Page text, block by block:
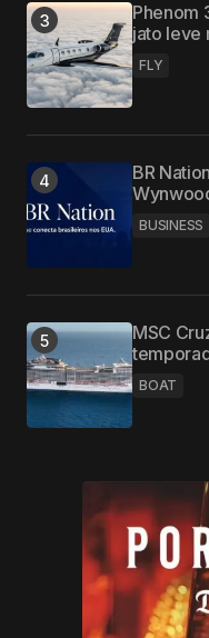
Phenom
jato leve
FLY
BR
BUSINESS
MSC
BOAT